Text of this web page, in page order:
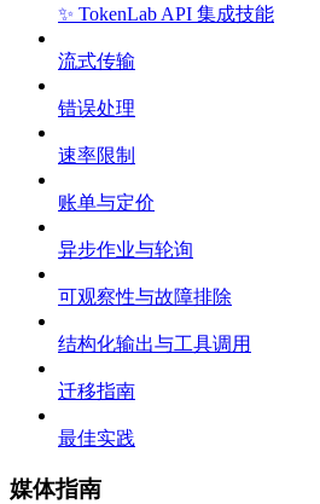
✨ TokenLab API 集成技能
流式传输
错误处理
速率限制
账单与定价
异步作业与轮询
可观察性与故障排除
结构化输出与工具调用
迁移指南
最佳实践
媒体指南